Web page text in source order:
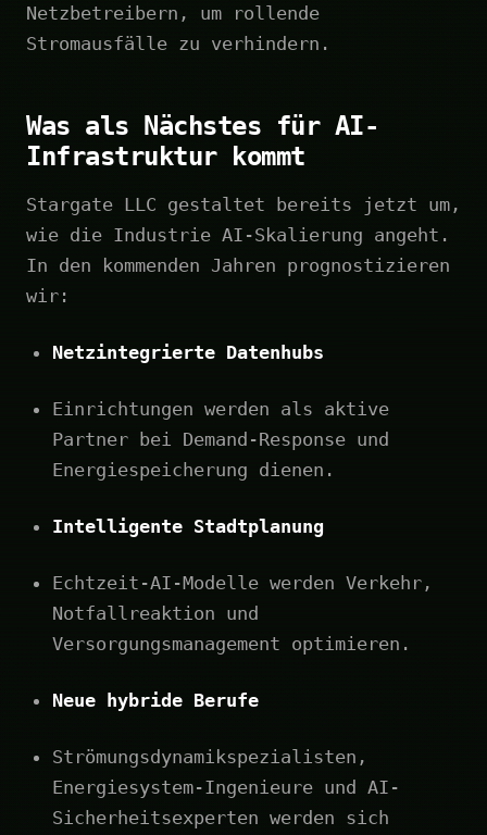
Netzbetreibern, um rollende
Stromausfälle zu verhindern.
Was als Nächstes für AI-
Infrastruktur kommt
Stargate LLC gestaltet bereits jetzt um,
wie die Industrie AI-Skalierung angeht.
In den kommenden Jahren prognostizieren
wir:
Netzintegrierte Datenhubs
Einrichtungen werden als aktive
Partner bei Demand-Response und
Energiespeicherung dienen.
Intelligente Stadtplanung
Echtzeit-AI-Modelle werden Verkehr,
Notfallreaktion und
Versorgungsmanagement optimieren.
Neue hybride Berufe
Strömungsdynamikspezialisten,
Energiesystem-Ingenieure und AI-
Sicherheitsexperten werden sich